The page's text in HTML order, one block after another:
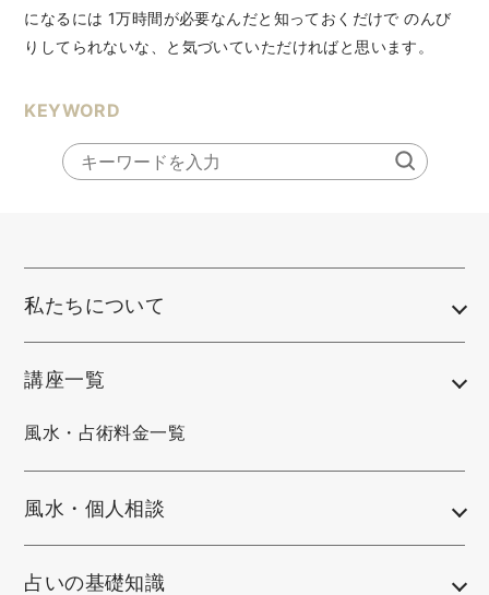
になるには 1万時間が必要なんだと知っておくだけで のんび
りしてられないな、と気づいていただければと思います。
KEYWORD
私たちについて
講座一覧
風水・占術料金一覧
風水・個人相談
占いの基礎知識